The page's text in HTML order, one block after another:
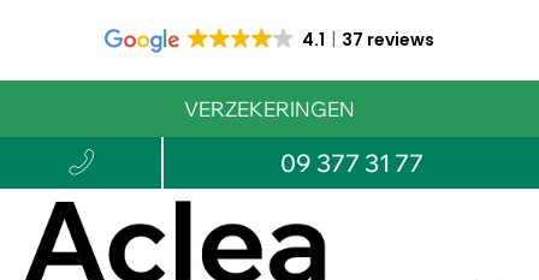
4.1 37 reviews
VERZEKERINGEN
09 377 31 77